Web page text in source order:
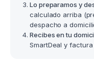
Lo preparamos y
calculado arriba
despacho a
Recibes en tu
SmartDeal y